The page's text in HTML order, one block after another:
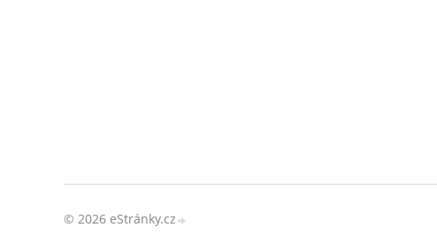
© 2026 eStránky.cz